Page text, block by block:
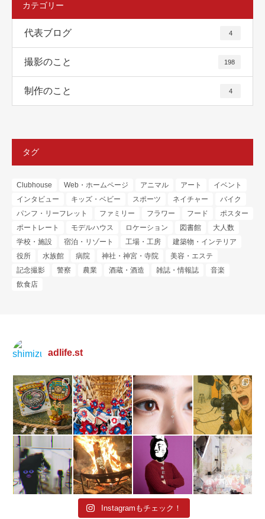
カテゴリー
代表ブログ 4
撮影のこと 198
制作のこと 4
タグ
Clubhouse Web・ホームページ アニマル アート
イベント
インタビュー
キッズ・ベビー スポーツ ネイチャー
バイク
パンフ・リーフレット
ファミリー フラワー フード
ポスター
ポートレート
モデルハウス ロケーション 図書館
大人数
学校・施設
宿泊・リゾート 工場・工房
建築物・インテリア
役所
水族館 病院 神社・神宮・寺院
美容・エステ
記念撮影
警察 農業 酒蔵・酒造 雑誌・情報誌
音楽
飲食店
adlife.st
Instagramもチェック！